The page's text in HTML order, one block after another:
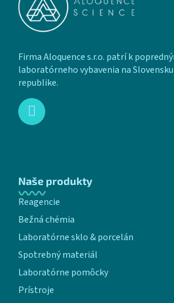
Firma Aloquence s.r.o. patrí k
laboratórneho vybavenia na Slovensku
republike.
Naše produkty
Reagencie
Bežná chémia
Laboratórne sklo & porcelán
Spotrebný materiál
Laboratórne pomôcky
Prístroje